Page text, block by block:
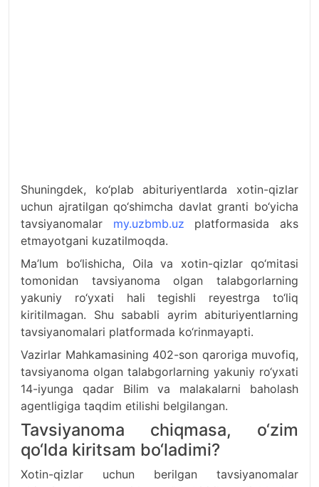
Shuningdek, ko‘plab abituriyentlarda xotin-qizlar
uchun ajratilgan qo‘shimcha davlat granti bo‘yicha
tavsiyanomalar my.uzbmb.uz platformasida aks
etmayotgani kuzatilmoqda.
Ma’lum bo‘lishicha, Oila va xotin-qizlar qo‘mitasi
tomonidan tavsiyanoma olgan talabgorlarning
yakuniy ro‘yxati hali tegishli reyestrga to‘liq
kiritilmagan. Shu sababli ayrim abituriyentlarning
tavsiyanomalari platformada ko‘rinmayapti.
Vazirlar Mahkamasining 402-son qaroriga muvofiq,
tavsiyanoma olgan talabgorlarning yakuniy ro‘yxati
14-iyunga qadar Bilim va malakalarni baholash
agentligiga taqdim etilishi belgilangan.
Tavsiyanoma chiqmasa, o‘zim
qo‘lda kiritsam bo‘ladimi?
Xotin-qizlar uchun berilgan tavsiyanomalar